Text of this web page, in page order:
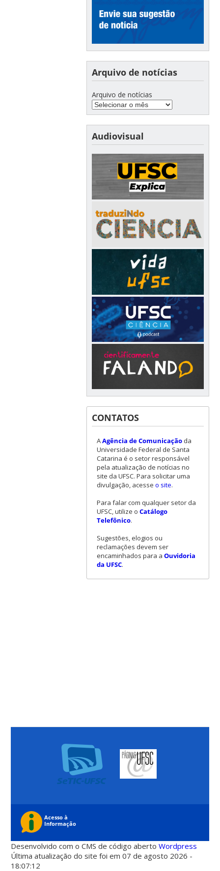
Arquivo de notícias
Arquivo de notícias
Audiovisual
CONTATOS
AAgência de Comunicaçãoda
Universidade Federal de Santa
Catarina é o setor responsável
pela atualização de notícias no
site da UFSC. Para solicitar uma
divulgação, acesse o site.
Para falar com qualquer setor da
UFSC, utilize o Catálogo
Telefônico.
Sugestões, elogios ou
reclamações devem ser
encaminhados para a Ouvidoria
da UFSC.
Desenvolvido com o CMS de código abertoWordpress
Última atualização do site foi em 07 de agosto 2026 -
18:07:12